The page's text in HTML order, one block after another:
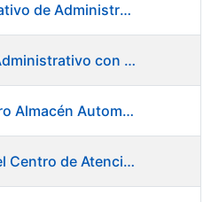
OE 36/24 - Administrativo de Administración de Personal
OE 31/24 - Oficial 1ª Administrativo con inglés y francés
OE 30/24 - Almacenero Almacén Automático
OE 12/24 - Técnico del Centro de Atención a Usuarios